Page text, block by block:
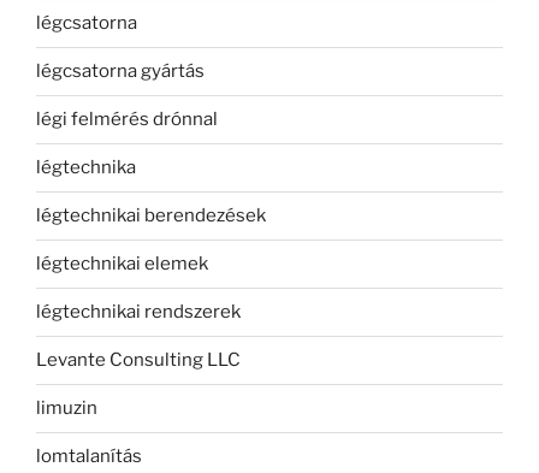
légcsatorna
légcsatorna gyártás
légi felmérés drónnal
légtechnika
légtechnikai berendezések
légtechnikai elemek
légtechnikai rendszerek
Levante Consulting LLC
limuzin
lomtalanítás